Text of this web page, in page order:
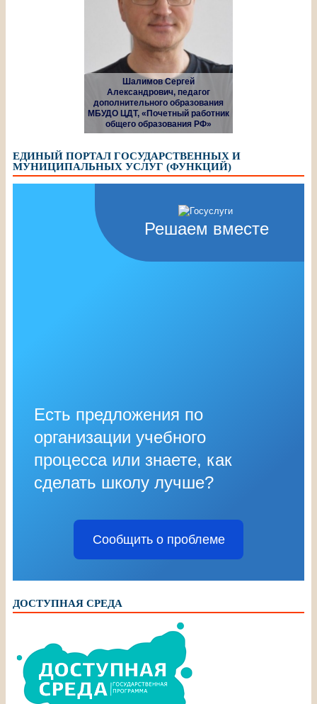
Шалимов Сергей
Александрович, педагог
дополнительного образования
МБУДО ЦДТ, «Почетный работник
общего образования РФ»
ЕДИНЫЙ ПОРТАЛ ГОСУДАРСТВЕННЫХ И
МУНИЦИПАЛЬНЫХ УСЛУГ (ФУНКЦИЙ)
Решаем вместе
Есть предложения по
организации учебного
процесса или знаете, как
сделать школу лучше?
Сообщить о проблеме
ДОСТУПНАЯ СРЕДА